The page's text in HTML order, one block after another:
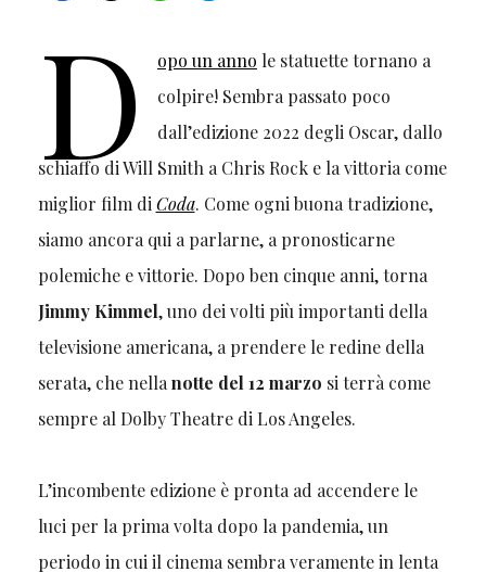
D opo un anno le statuette tornano a
colpire! Sembra passato poco
dall’edizione 2022 degli Oscar, dallo
schiaffo di Will Smith a Chris Rock e la vittoria come
miglior film diCoda. Come ogni buona tradizione,
siamo ancora qui a parlarne, a pronosticarne
polemiche e vittorie. Dopo ben cinque anni, torna
Jimmy Kimmel, uno dei volti più importanti della
televisione americana, a prendere le redine della
serata, che nellanotte del 12 marzo si terrà come
sempre al Dolby Theatre di Los Angeles.
L’incombente edizione è pronta ad accendere le
luci per la prima volta dopo la pandemia, un
periodo in cui il cinema sembra veramente in lenta